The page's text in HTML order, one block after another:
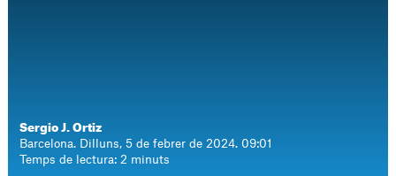
Sergio J. Ortiz
Barcelona. Dilluns, 5 de febrer de 2024. 09:01
Temps de lectura: 2 minuts